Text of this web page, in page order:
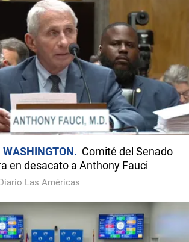
WASHINGTON
Comité del Senado
en desacato a Anthony Fauci
Las Américas